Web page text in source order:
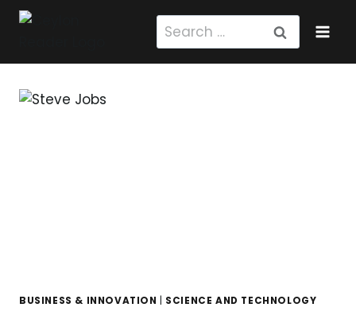
Skip
Search
for:
BUSINESS & INNOVATION SCIENCE AND TECHNOLOGY